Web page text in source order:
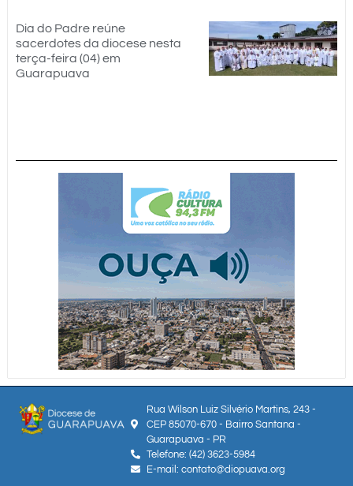
Dia do Padre reúne
sacerdotes da diocese nesta
terça-feira (04) em
Guarapuava
Rua Wilson Luiz Silvério Martins, 243 -
CEP 85070-670 - Bairro Santana -
Guarapuava - PR
Telefone: (42) 3623-5984
E-mail: contato@diopuava.org